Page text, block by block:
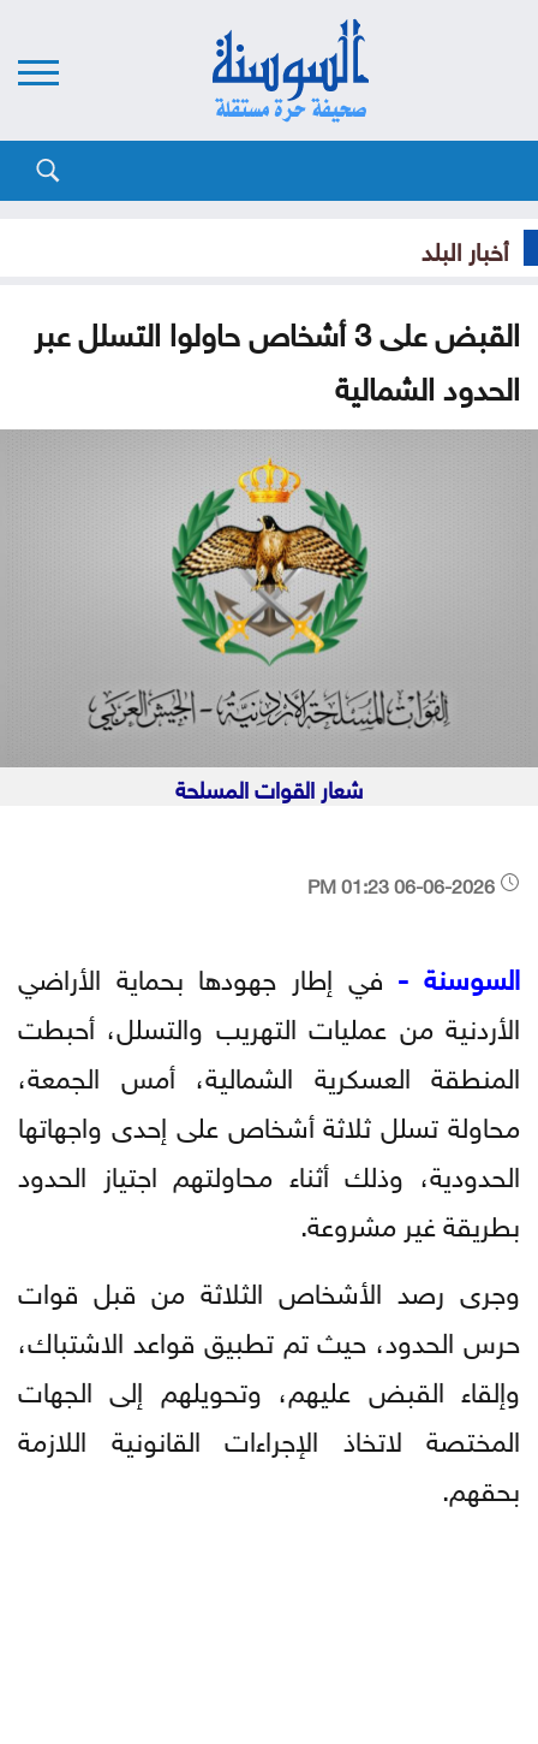
أخبار البلد
القبض على 3 أشخاص حاولوا التسلل عبر
الحدود الشمالية
شعار القوات المسلحة
السوسنة - في إطار جهودها بحماية الأراضي
الأردنية من عمليات التهريب والتسلل، أحبطت
المنطقة العسكرية الشمالية، أمس الجمعة،
محاولة تسلل ثلاثة أشخاص على إحدى واجهاتها
الحدودية، وذلك أثناء محاولتهم اجتياز الحدود
بطريقة غير مشروعة.
وجرى رصد الأشخاص الثلاثة من قبل قوات
حرس الحدود، حيث تم تطبيق قواعد الاشتباك،
وإلقاء القبض عليهم، وتحويلهم إلى الجهات
المختصة لاتخاذ الإجراءات القانونية اللازمة
بحقهم.